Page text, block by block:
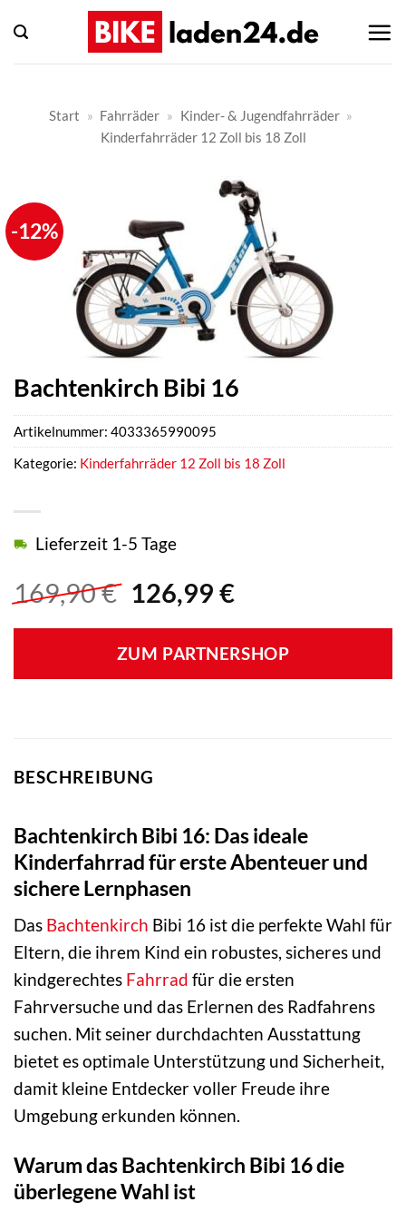
Inhalt
springen
Start » Fahrräder » Kinder- & Jugendfahrräder »
Kinderfahrräder 12 Zoll bis 18 Zoll
-12%
Bachtenkirch Bibi 16
169,90€ Ursprünglicher
war:
169,90 €
126,99 €Aktueller
ist:
126,99 €.
Lieferzeit 1-5 Tage
ZUM PARTNERSHOP
Artikelnummer: 4033365990095
Kategorie: Kinderfahrräder 12 Zoll bis 18 Zoll
BESCHREIBUNG
Bachtenkirch Bibi 16: Das ideale
Kinderfahrrad für erste Abenteuer und
sichere Lernphasen
Das Bachtenkirch Bibi 16 ist die perfekte Wahl für
Eltern, die ihrem Kind ein robustes, sicheres und
kindgerechtes Fahrrad für die ersten
Fahrversuche und das Erlernen des Radfahrens
suchen. Mit seiner durchdachten Ausstattung
bietet es optimale Unterstützung und Sicherheit,
damit kleine Entdecker voller Freude ihre
Umgebung erkunden können.
Warum das Bachtenkirch Bibi 16 die
überlegene Wahl ist